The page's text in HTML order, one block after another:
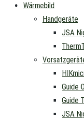
Wärmebild
Handgeräte
JSA
Guide
Guide
JSA